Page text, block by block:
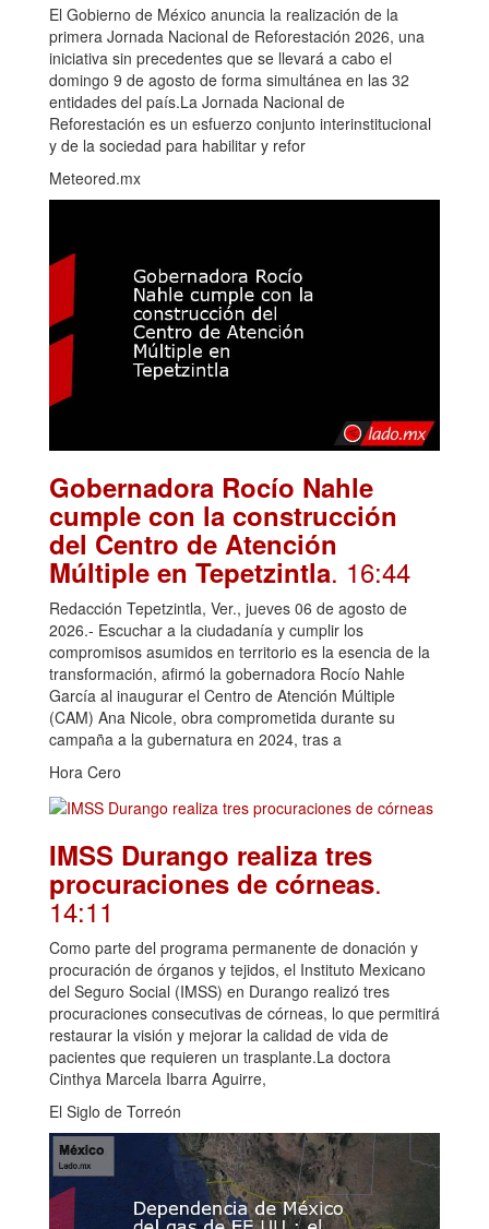
El Gobierno de México anuncia la realización de la
primera Jornada Nacional de Reforestación 2026, una
iniciativa sin precedentes que se llevará a cabo el
domingo 9 de agosto de forma simultánea en las 32
entidades del país.La Jornada Nacional de
Reforestación es un esfuerzo conjunto interinstitucional
y de la sociedad para habilitar y refor
Meteored.mx
Gobernadora Rocío Nahle
cumple con la construcción
del Centro de Atención
Múltiple en Tepetzintla. 16:44
Redacción Tepetzintla, Ver., jueves 06 de agosto de
2026.- Escuchar a la ciudadanía y cumplir los
compromisos asumidos en territorio es la esencia de la
transformación, afirmó la gobernadora Rocío Nahle
García al inaugurar el Centro de Atención Múltiple
(CAM) Ana Nicole, obra comprometida durante su
campaña a la gubernatura en 2024, tras a
Hora Cero
IMSS Durango realiza tres
procuraciones de córneas.
14:11
Como parte del programa permanente de donación y
procuración de órganos y tejidos, el Instituto Mexicano
del Seguro Social (IMSS) en Durango realizó tres
procuraciones consecutivas de córneas, lo que permitirá
restaurar la visión y mejorar la calidad de vida de
pacientes que requieren un trasplante.La doctora
Cinthya Marcela Ibarra Aguirre,
El Siglo de Torreón